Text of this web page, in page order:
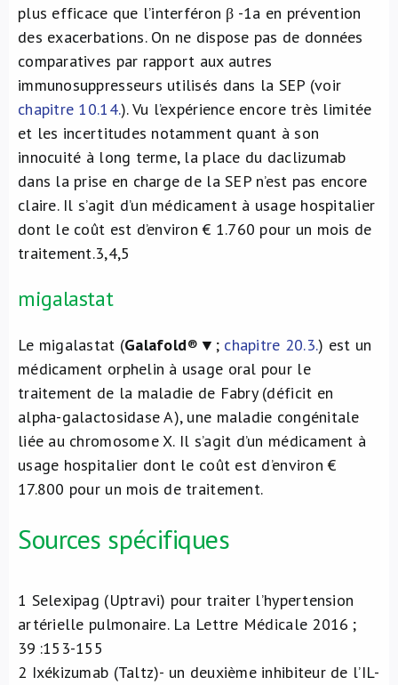
plus efficace que l’interféron β -1a en prévention
des exacerbations. On ne dispose pas de données
comparatives par rapport aux autres
immunosuppresseurs utilisés dans la SEP (voir
chapitre 10.14.). Vu l’expérience encore très limitée
et les incertitudes notamment quant à son
innocuité à long terme, la place du daclizumab
dans la prise en charge de la SEP n’est pas encore
claire. Il s’agit d’un médicament à usage hospitalier
dont le coût est d’environ € 1.760 pour un mois de
traitement.3,4,5
migalastat
Le migalastat (Galafold®▼; chapitre 20.3.) est un
médicament orphelin à usage oral pour le
traitement de la maladie de Fabry (déficit en
alpha-galactosidase A), une maladie congénitale
liée au chromosome X. Il s’agit d’un médicament à
usage hospitalier dont le coût est d’environ €
17.800 pour un mois de traitement.
Sources spécifiques
1 Selexipag (Uptravi) pour traiter l’hypertension
artérielle pulmonaire. La Lettre Médicale 2016 ;
39 :153-155
2 Ixékizumab (Taltz)- un deuxième inhibiteur de l’IL-